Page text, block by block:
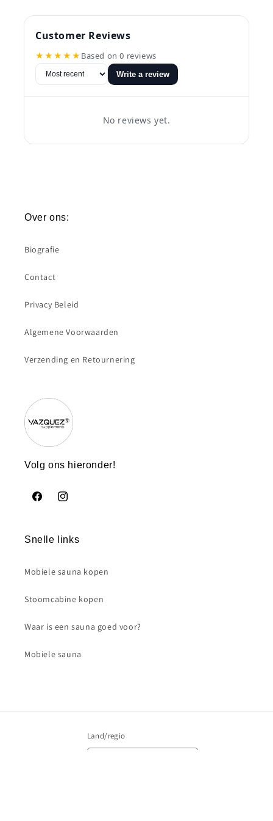
Customer Reviews
★★★★★ Based on 0 reviews
Write a review
No reviews yet.
Over ons:
Biografie
Contact
Privacy Beleid
Algemene Voorwaarden
Verzending en Retournering
Volg ons hieronder!
Facebookhttps://www.instagram.com/vazquezsupplements/
Snelle links
Mobiele sauna kopen
Stoomcabine kopen
Waar is een sauna goed voor?
Mobiele sauna
Land/regio